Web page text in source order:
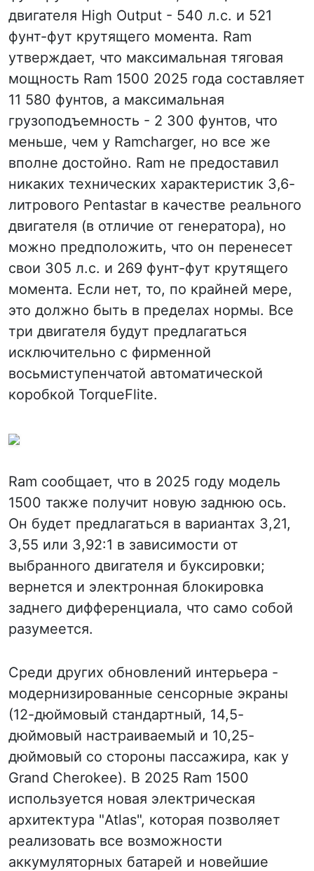
двигателя High Output - 540 л.с. и 521
фунт-фут крутящего момента. Ram
утверждает, что максимальная тяговая
мощность Ram 1500 2025 года составляет
11 580 фунтов, а максимальная
грузоподъемность - 2 300 фунтов, что
меньше, чем у Ramcharger, но все же
вполне достойно. Ram не предоставил
никаких технических характеристик 3,6-
литрового Pentastar в качестве реального
двигателя (в отличие от генератора), но
можно предположить, что он перенесет
свои 305 л.с. и 269 фунт-фут крутящего
момента. Если нет, то, по крайней мере,
это должно быть в пределах нормы. Все
три двигателя будут предлагаться
исключительно с фирменной
восьмиступенчатой автоматической
коробкой TorqueFlite.
Ram сообщает, что в 2025 году модель
1500 также получит новую заднюю ось.
Он будет предлагаться в вариантах 3,21,
3,55 или 3,92:1 в зависимости от
выбранного двигателя и буксировки;
вернется и электронная блокировка
заднего дифференциала, что само собой
разумеется.
Среди других обновлений интерьера -
модернизированные сенсорные экраны
(12-дюймовый стандартный, 14,5-
дюймовый настраиваемый и 10,25-
дюймовый со стороны пассажира, как у
Grand Cherokee). В 2025 Ram 1500
используется новая электрическая
архитектура "Atlas", которая позволяет
реализовать все возможности
аккумуляторных батарей и новейшие